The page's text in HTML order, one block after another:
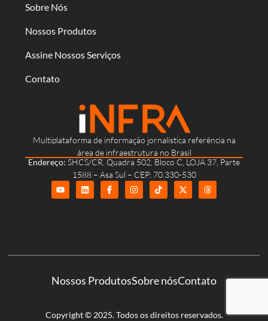
Multiplataforma de informação jornalística referência na
área de infraestrutura no Brasil
Endereço: SHCS/CR, Quadra 502, Bloco C, LOJA 37, Parte
1588 – Asa Sul – CEP: 70.330-530
Sobre Nós
Nossos Produtos
Assine Nossos Serviços
Contato
Nossos ProdutosSobre nósContato
Copyright © 2025. Todos os direitos reservados.